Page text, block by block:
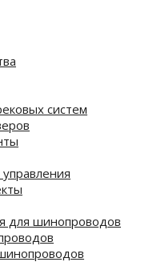
систем
для шинопроводов